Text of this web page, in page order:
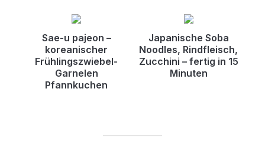
Sae-u pajeon –
koreanischer
Frühlingszwiebel-
Garnelen
Pfannkuchen
Japanische Soba
Noodles, Rindfleisch,
Zucchini – fertig in 15
Minuten